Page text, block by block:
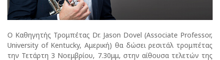
Ο Καθηγητής Τρομπέτας Dr. Jason Dovel (Associate Professor,
University of Kentucky, Αμερική) θα δώσει ρεσιτάλ τρομπέτας
την Τετάρτη 3 Νοεμβρίου, 7.30μμ, στην αίθουσα τελετών της